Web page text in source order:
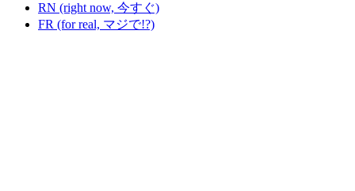
RN (right now, 今すぐ)
FR (for real, マジで!?)